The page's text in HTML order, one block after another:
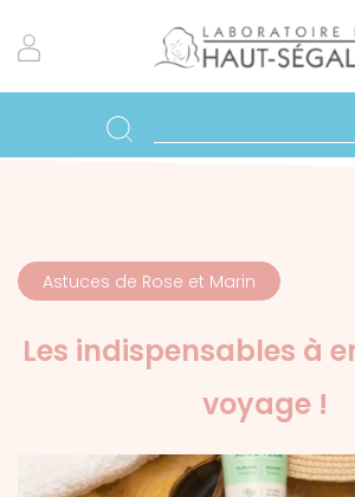
Astuces de Rose et Marin
Les indispensables à
voyage !